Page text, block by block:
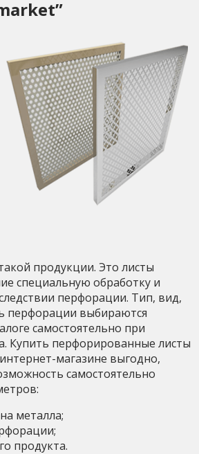
продукции. Это листы
специальную обработку и
перфорации. Тип, вид,
перфорации выбираются
самостоятельно при
Купить перфорированные листы
магазине выгодно,
самостоятельно
металла;
продукта.